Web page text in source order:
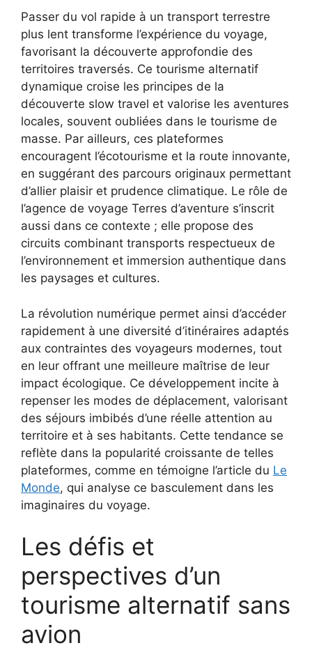
Passer du vol rapide à un transport terrestre
plus lent transforme l’expérience du voyage,
favorisant la découverte approfondie des
territoires traversés. Ce tourisme alternatif
dynamique croise les principes de la
découverte slow travel et valorise les aventures
locales, souvent oubliées dans le tourisme de
masse. Par ailleurs, ces plateformes
encouragent l’écotourisme et la route innovante,
en suggérant des parcours originaux permettant
d’allier plaisir et prudence climatique. Le rôle de
l’agence de voyage Terres d’aventure s’inscrit
aussi dans ce contexte ; elle propose des
circuits combinant transports respectueux de
l’environnement et immersion authentique dans
les paysages et cultures.
La révolution numérique permet ainsi d’accéder
rapidement à une diversité d’itinéraires adaptés
aux contraintes des voyageurs modernes, tout
en leur offrant une meilleure maîtrise de leur
impact écologique. Ce développement incite à
repenser les modes de déplacement, valorisant
des séjours imbibés d’une réelle attention au
territoire et à ses habitants. Cette tendance se
reflète dans la popularité croissante de telles
plateformes, comme en témoigne l’article du Le
Monde, qui analyse ce basculement dans les
imaginaires du voyage.
Les défis et
perspectives d’un
tourisme alternatif sans
avion